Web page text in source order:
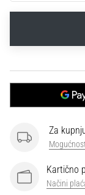
adidas
dio
svake
gola…
članke
Za
Kartično
Načini